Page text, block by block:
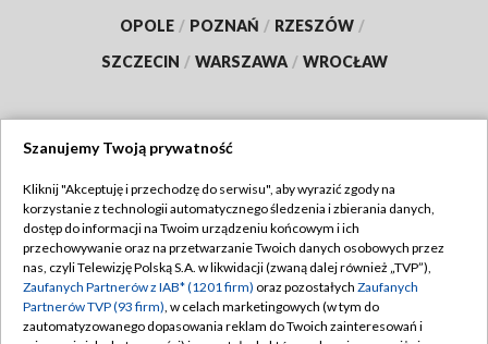
OPOLE / POZNAŃ / RZESZÓW /
SZCZECIN / WARSZAWA / WROCŁAW
TVP
Abonament TVP
Emisja w TVP
Centrum informacji TVP
Regulamin TVP
Polityka prywatności
Moje zgody
Szanujemy Twoją prywatność
Kliknij "Akceptuję i przechodzę do serwisu", aby wyrazić zgody na
korzystanie z technologii automatycznego śledzenia i zbierania danych,
dostęp do informacji na Twoim urządzeniu końcowym i ich
przechowywanie oraz na przetwarzanie Twoich danych osobowych przez
nas, czyli Telewizję Polską S.A. w likwidacji (zwaną dalej również „TVP”),
Zaufanych Partnerów z IAB* (1201 firm) oraz pozostałych Zaufanych
Partnerów TVP (93 firm), w celach marketingowych (w tym do
zautomatyzowanego dopasowania reklam do Twoich zainteresowań i